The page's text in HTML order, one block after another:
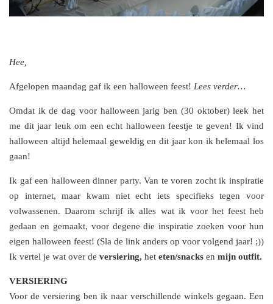
Hee,
Afgelopen maandag gaf ik een halloween feest! Lees verder…
Omdat ik de dag voor halloween jarig ben (30 oktober) leek het
me dit jaar leuk om een echt halloween feestje te geven! Ik vind
halloween altijd helemaal geweldig en dit jaar kon ik helemaal los
gaan!
Ik gaf een halloween dinner party. Van te voren zocht ik inspiratie
op internet, maar kwam niet echt iets specifieks tegen voor
volwassenen. Daarom schrijf ik alles wat ik voor het feest heb
gedaan en gemaakt, voor degene die inspiratie zoeken voor hun
eigen halloween feest! (Sla de link anders op voor volgend jaar! ;))
Ik vertel je wat over de versiering, het eten/snacks en mijn outfit.
VERSIERING
Voor de versiering ben ik naar verschillende winkels gegaan. Een